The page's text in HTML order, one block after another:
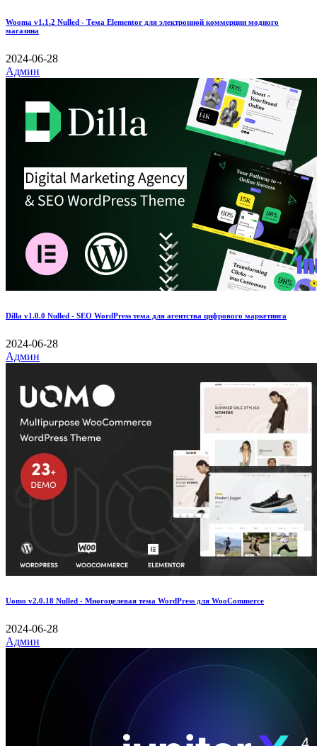
Wooma v1.1.2 Nulled - Тема Elementor для электронной коммерции модного
магазина
2024-06-28
Админ
Dilla v1.0.0 Nulled - SEO WordPress тема для агентства цифрового маркетинга
2024-06-28
Админ
Uomo v2.0.18 Nulled - Многоцелевая тема WordPress для WooCommerce
2024-06-28
Админ